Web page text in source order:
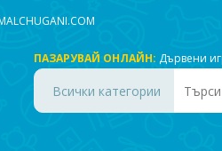
ПАЗАРУВАЙ ОНЛАЙН: Дървени
Всички категории